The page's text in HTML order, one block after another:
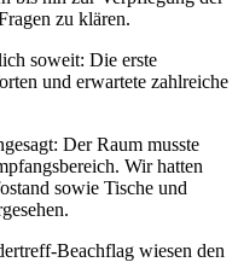
zu klären.
soweit: Die erste
und erwartete zahlreiche
Der Raum musste
Wir hatten
sowie Tische und
Beachflag wiesen den